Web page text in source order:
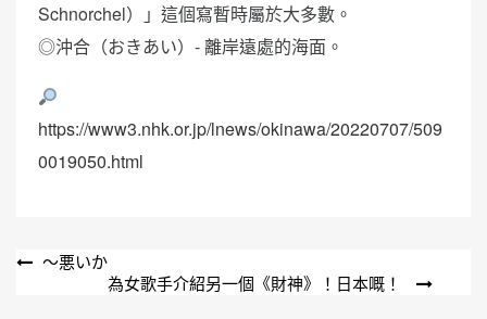
Schnorchel）」這個寫暫時屬於大多數。
◎沖合（おきあい）- 離岸遠處的海面。
https://www3.nhk.or.jp/lnews/okinawa/20220707/509
0019050.html
文 ～悪いか
為女歌手介紹另一個《財神》！日本嘅！